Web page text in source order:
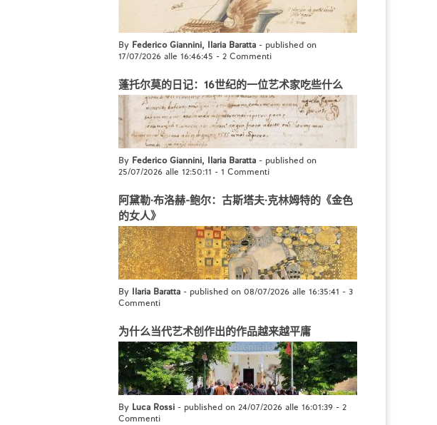
By Federico Giannini, Ilaria Baratta - published on
17/07/2026 alle 16:46:45 - 2 Commenti
蓬托尔莫的日记：16世纪的一位艺术家吃些什么
By Federico Giannini, Ilaria Baratta - published on
25/07/2026 alle 12:50:11 - 1 Commenti
阿黛勒·布洛赫-鲍尔：古斯塔夫·克林姆特的《金色
的女人》
By Ilaria Baratta - published on 08/07/2026 alle 16:35:41 - 3
Commenti
为什么当代艺术创作出的作品越来越平庸
By Luca Rossi - published on 24/07/2026 alle 16:01:39 - 2
Commenti